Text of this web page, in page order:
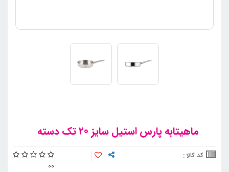
ماهیتابه پارس استیل سایز 20 تک دسته
کد کالا :
00